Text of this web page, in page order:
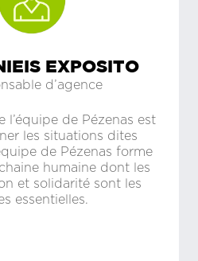
EXPOSITO
d’agence
l’équipe de Pézenas est
les situations dites
de Pézenas forme
humaine dont les
et solidarité sont les
essentielles.